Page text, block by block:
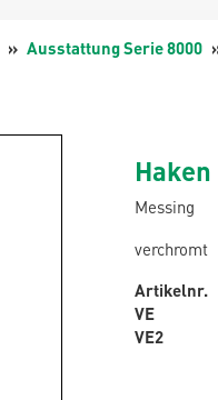
Ausstattung Serie 8000
Haken
Messing
verchromt
Artikelnr.
VE
VE2